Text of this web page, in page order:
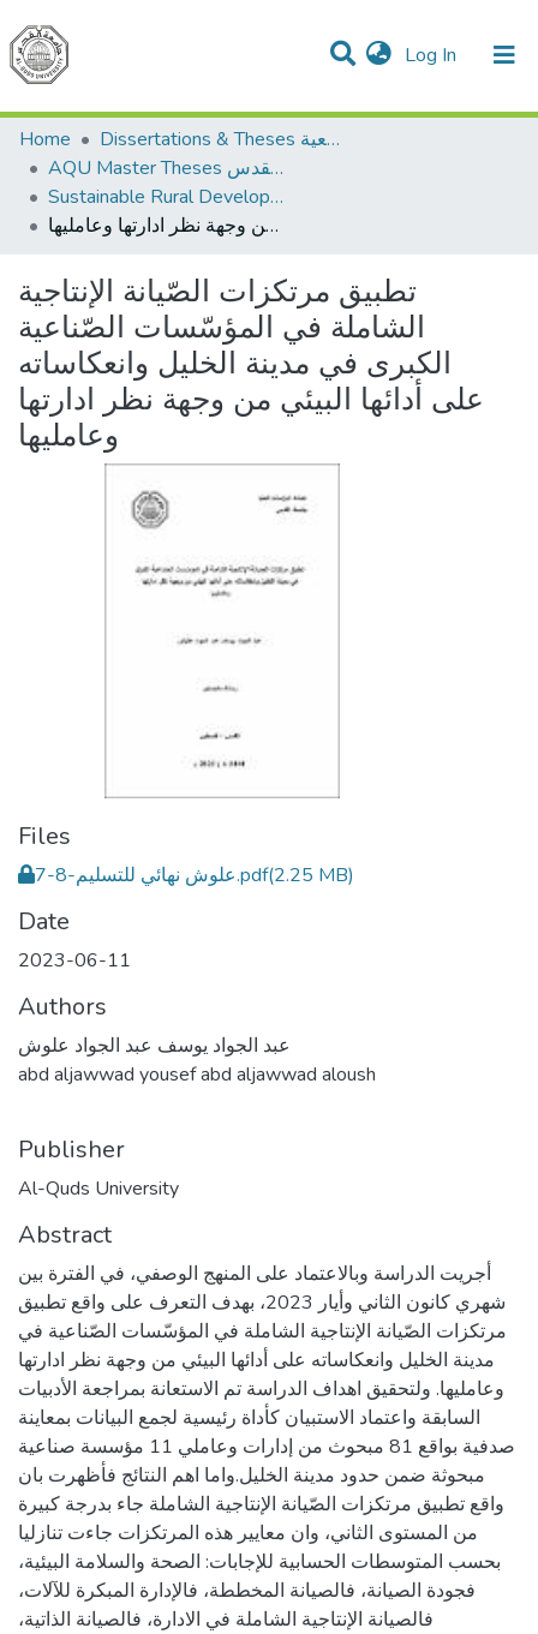
Log In (current)
Communities & Collections
All of DSpace
Home
Dissertations & Theses الرسائل الجامعية
AQU Master Theses الرسائل الجامعية الخاصة بجامعة القدس
Sustainable Rural Development التنمية الريفية المستدامة
تطبيق مرتكزات الصّيانة الإنتاجية الشاملة في المؤسّسات الصّناعية الكبرى في مدينة الخليل وانعكاساته على أدائها البيئي من وجهة نظر ادارتها وعامليها
تطبيق مرتكزات الصّيانة الإنتاجية
الشاملة في المؤسّسات الصّناعية
الكبرى في مدينة الخليل وانعكاساته
على أدائها البيئي من وجهة نظر ادارتها
وعامليها
Files
علوش نهائي للتسليم-8-7.pdf(2.25 MB)
Date
2023-06-11
Authors
عبد الجواد يوسف عبد الجواد علوش
abd aljawwad yousef abd aljawwad aloush
Publisher
Al-Quds University
Abstract
أجريت الدراسة وبالاعتماد على المنهج الوصفي، في الفترة بين
شهري كانون الثاني وأيار 2023، بهدف التعرف على واقع تطبيق
مرتكزات الصّيانة الإنتاجية الشاملة في المؤسّسات الصّناعية في
مدينة الخليل وانعكاساته على أدائها البيئي من وجهة نظر ادارتها
وعامليها. ولتحقيق اهداف الدراسة تم الاستعانة بمراجعة الأدبيات
السابقة واعتماد الاستبيان كأداة رئيسية لجمع البيانات بمعاينة
صدفية بواقع 81 مبحوث من إدارات وعاملي 11 مؤسسة صناعية
مبحوثة ضمن حدود مدينة الخليل.واما اهم النتائج فأظهرت بان
واقع تطبيق مرتكزات الصّيانة الإنتاجية الشاملة جاء بدرجة كبيرة
من المستوى الثاني، وان معايير هذه المرتكزات جاءت تنازليا
بحسب المتوسطات الحسابية للإجابات: الصحة والسلامة البيئية،
فجودة الصيانة، فالصيانة المخططة، فالإدارة المبكرة للآلات،
فالصيانة الإنتاجية الشاملة في الادارة، فالصيانة الذاتية،